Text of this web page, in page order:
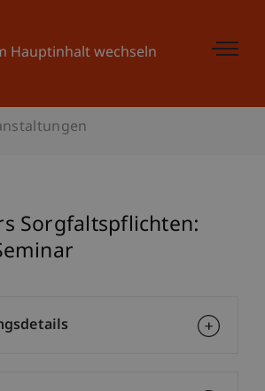
Hauptinhalt wechseln
Sorgfaltspflichten: